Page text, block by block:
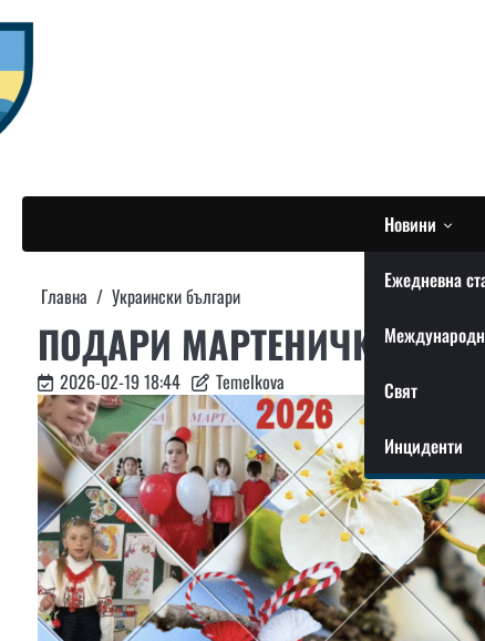
to
content
Новини
Ежедневна
Свят
Инциденти
Главна Украински българи
ПОДАРИ МАРТЕНИЧКА ЗА
2026-02-19 18:44 Temelkova